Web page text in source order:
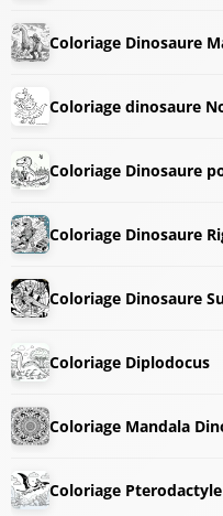
Coloriage Dinosaure
Coloriage dinosaure
Coloriage Dinosaure
Coloriage Dinosaure
Coloriage Dinosaure
Coloriage Diplodocus
Coloriage Mandala
Coloriage Pterodactyle